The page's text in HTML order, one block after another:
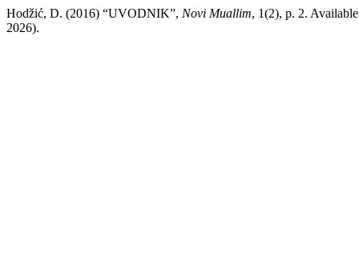
Hodžić, D. (2016) “UVODNIK”, Novi Muallim, 1(2), p. 2.
2026).